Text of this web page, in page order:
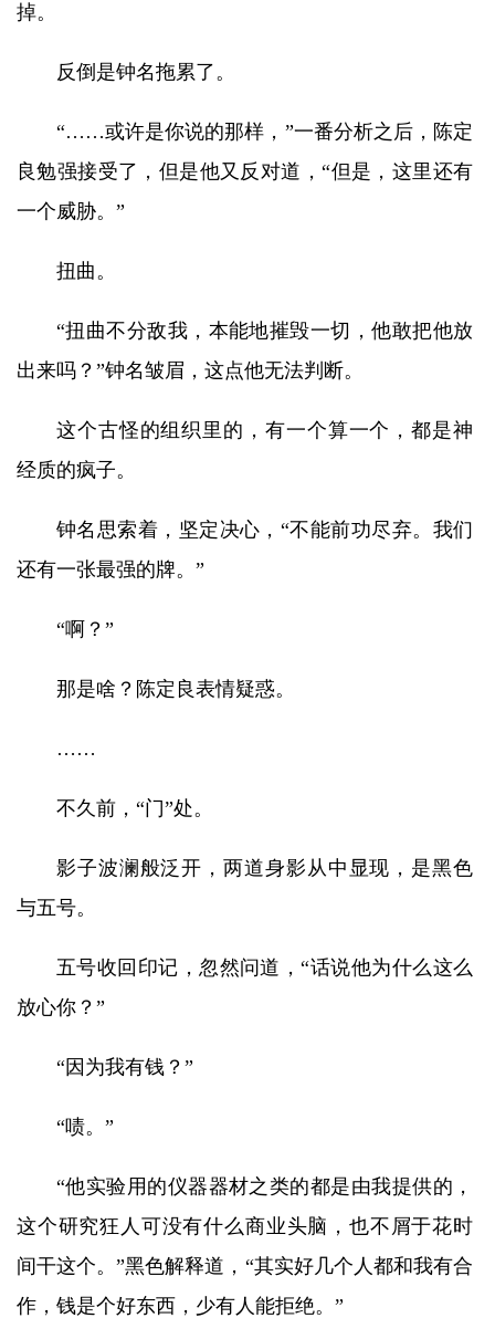
掉。
反倒是钟名拖累了。
“……或许是你说的那样，”一番分析之后，陈定
良勉强接受了，但是他又反对道，“但是，这里还有
一个威胁。”
扭曲。
“扭曲不分敌我，本能地摧毁一切，他敢把他放
出来吗？”钟名皱眉，这点他无法判断。
这个古怪的组织里的，有一个算一个，都是神
经质的疯子。
钟名思索着，坚定决心，“不能前功尽弃。我们
还有一张最强的牌。”
“啊？”
那是啥？陈定良表情疑惑。
……
不久前，“门”处。
影子波澜般泛开，两道身影从中显现，是黑色
与五号。
五号收回印记，忽然问道，“话说他为什么这么
放心你？”
“因为我有钱？”
“啧。”
“他实验用的仪器器材之类的都是由我提供的，
这个研究狂人可没有什么商业头脑，也不屑于花时
间干这个。”黑色解释道，“其实好几个人都和我有合
作，钱是个好东西，少有人能拒绝。”